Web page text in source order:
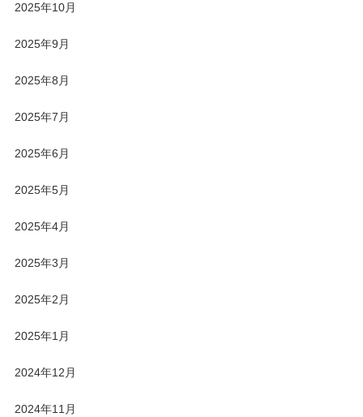
2025年10月
2025年9月
2025年8月
2025年7月
2025年6月
2025年5月
2025年4月
2025年3月
2025年2月
2025年1月
2024年12月
2024年11月